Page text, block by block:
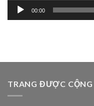
Trình
chơi
00:00
TRANG ĐƯỢC